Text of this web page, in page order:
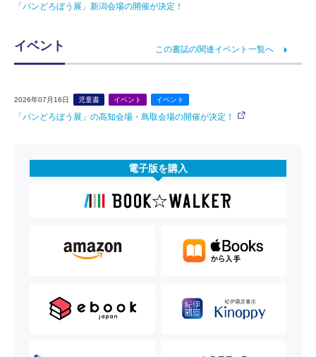
「パンどろぼう展」新潟会場の開催が決定！
イベント この書誌の関連イベント一覧へ
2026年07月16日 児童書 イベント イベント
「パンどろぼう展」の高知会場・鳥取会場の開催が決定！
電子版を購入